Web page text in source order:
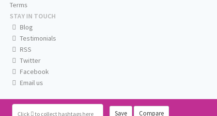
Click to collect hashtags here Save Compare
Terms
STAY IN TOUCH
Blog
Testimonials
RSS
Twitter
Facebook
Email us